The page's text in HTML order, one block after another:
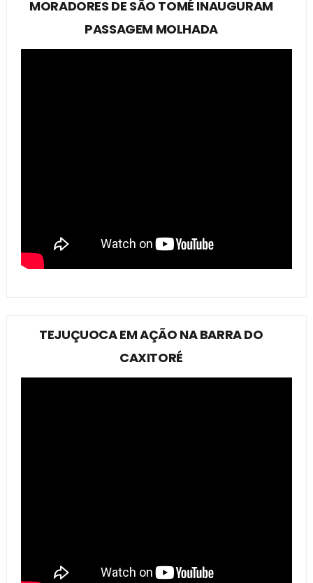
MORADORES DE SÃO TOMÉ INAUGURAM
PASSAGEM MOLHADA
TEJUÇUOCA EM AÇÃO NA BARRA DO
CAXITORÉ